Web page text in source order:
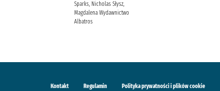
Sparks, Nicholas Słysz,
Magdalena Wydawnictwo
Albatros
Kontakt Regulamin Polityka prywatności i plików cookie